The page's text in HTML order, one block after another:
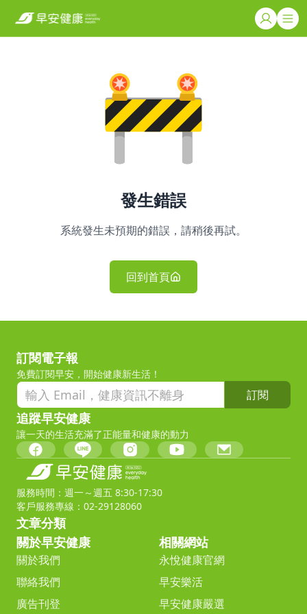
發生錯誤
系統發生未預期的錯誤，請稍後再試。
回到首頁
訂閱電子報
免費訂閱早安，開始健康新生活！
訂閱
追蹤早安健康
讓一天的生活充滿了正能量和健康的動力
服務時間：週一～週五 8:30-17:30
客戶服務專線：02-29128060
文章分類
關於早安健康
關於我們
聯絡我們
廣告刊登
相關網站
永悅健康官網
早安樂活
早安健康嚴選